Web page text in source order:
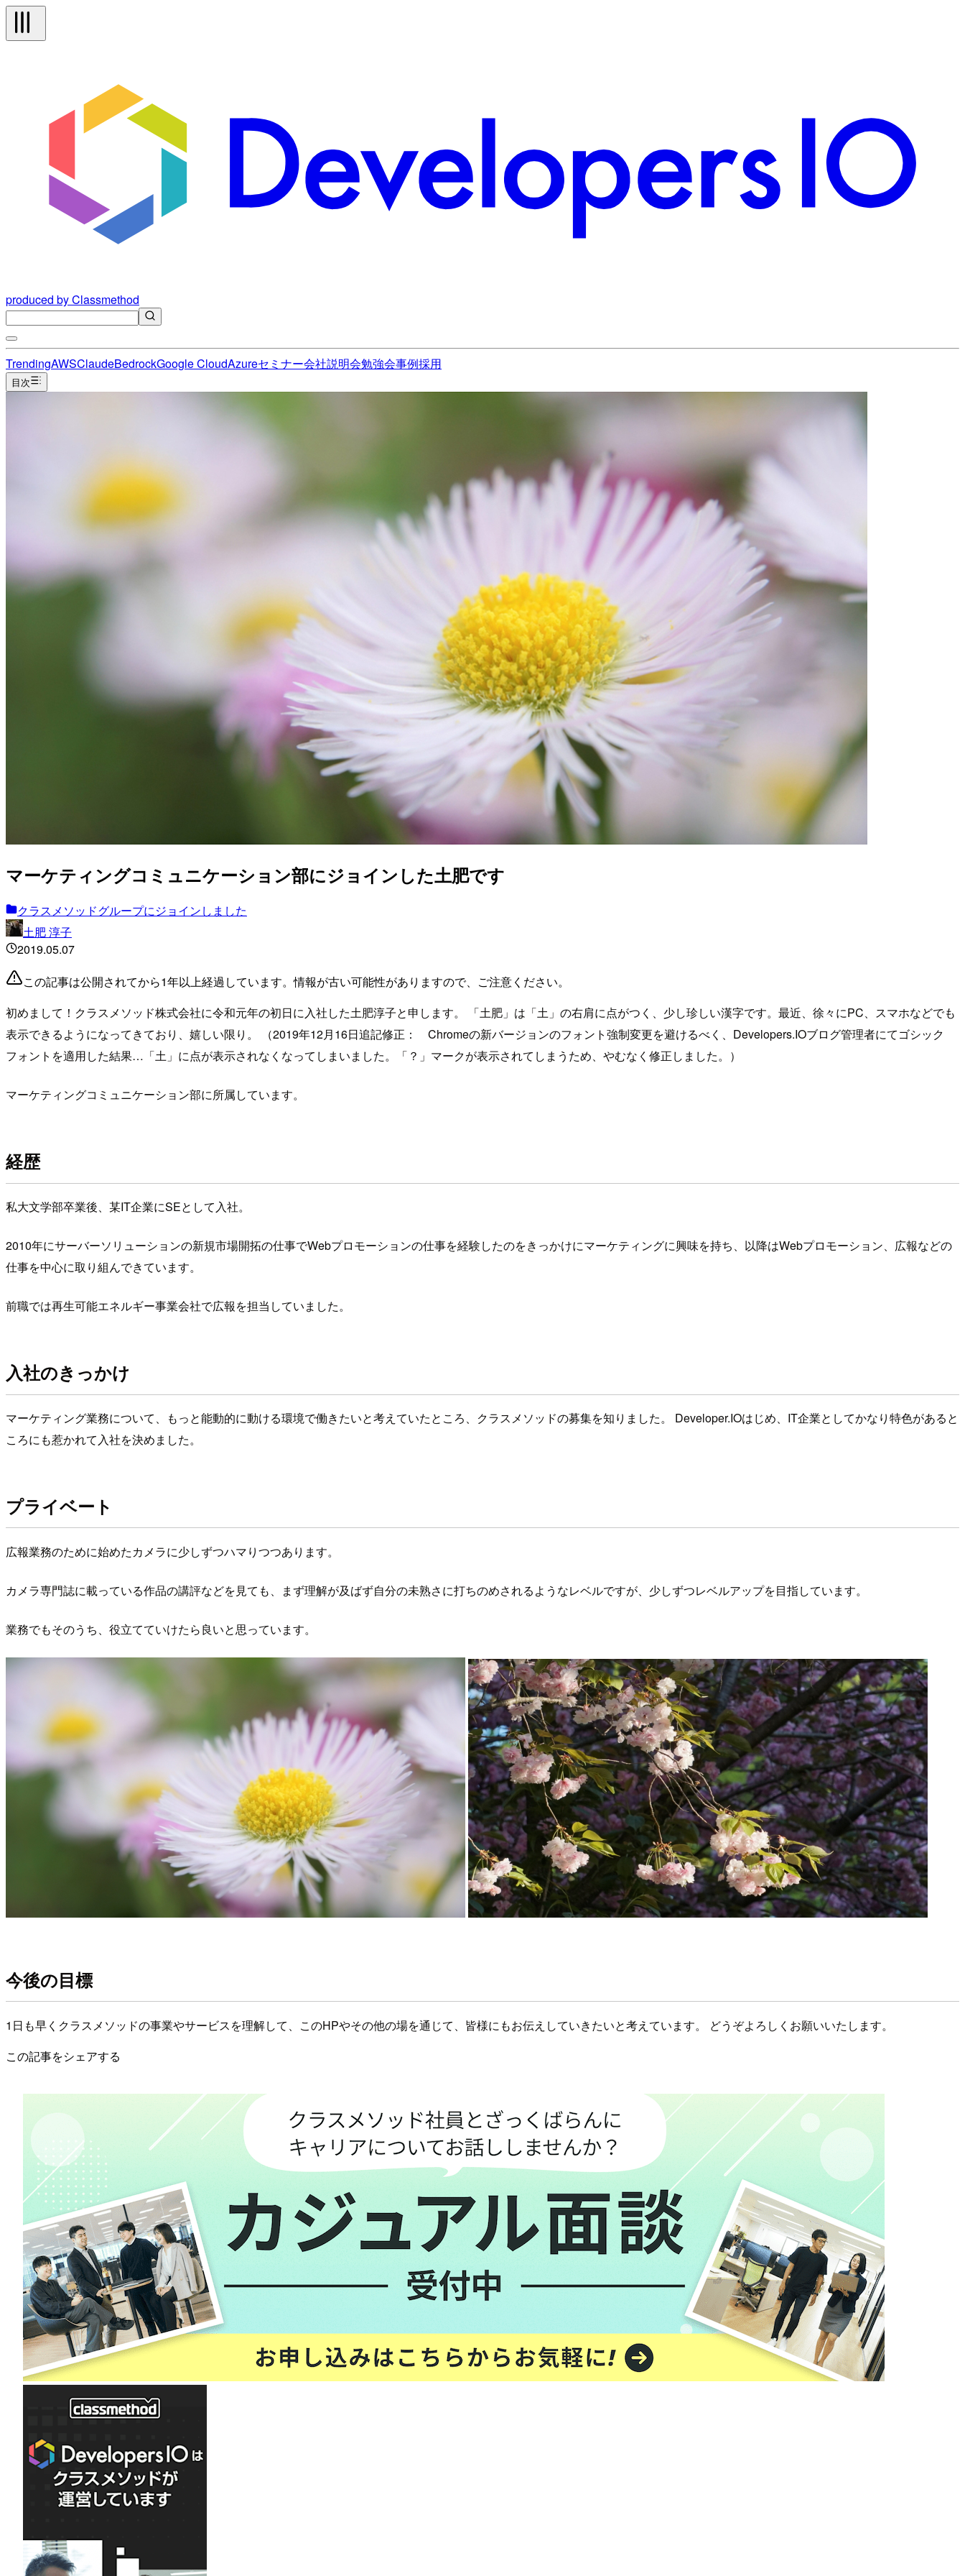
produced by Classmethod
TrendingAWSClaudeBedrockGoogle CloudAzureセミナー会社説明会勉強会事例採用
目次
マーケティングコミュニケーション部にジョインした土肥です
クラスメソッドグループにジョインしました
土肥 淳子
2019.05.07
この記事は公開されてから1年以上経過しています。情報が古い可能性がありますので、ご注意ください。
初めまして！クラスメソッド株式会社に令和元年の初日に入社した土肥淳子と申します。 「土肥」は「土」の右肩に点がつく、少し珍しい漢字です。最近、徐々にPC、スマホなどでも
表示できるようになってきており、嬉しい限り。 （2019年12月16日追記修正： Chromeの新バージョンのフォント強制変更を避けるべく、Developers.IOブログ管理者にてゴシック
フォントを適用した結果…「土」に点が表示されなくなってしまいました。「？」マークが表示されてしまうため、やむなく修正しました。）
マーケティングコミュニケーション部に所属しています。
経歴
私大文学部卒業後、某IT企業にSEとして入社。
2010年にサーバーソリューションの新規市場開拓の仕事でWebプロモーションの仕事を経験したのをきっかけにマーケティングに興味を持ち、以降はWebプロモーション、広報などの
仕事を中心に取り組んできています。
前職では再生可能エネルギー事業会社で広報を担当していました。
入社のきっかけ
マーケティング業務について、もっと能動的に動ける環境で働きたいと考えていたところ、クラスメソッドの募集を知りました。 Developer.IOはじめ、IT企業としてかなり特色があると
ころにも惹かれて入社を決めました。
プライベート
広報業務のために始めたカメラに少しずつハマりつつあります。
カメラ専門誌に載っている作品の講評などを見ても、まず理解が及ばず自分の未熟さに打ちのめされるようなレベルですが、少しずつレベルアップを目指しています。
業務でもそのうち、役立てていけたら良いと思っています。
今後の目標
1日も早くクラスメソッドの事業やサービスを理解して、このHPやその他の場を通じて、皆様にもお伝えしていきたいと考えています。 どうぞよろしくお願いいたします。
この記事をシェアする